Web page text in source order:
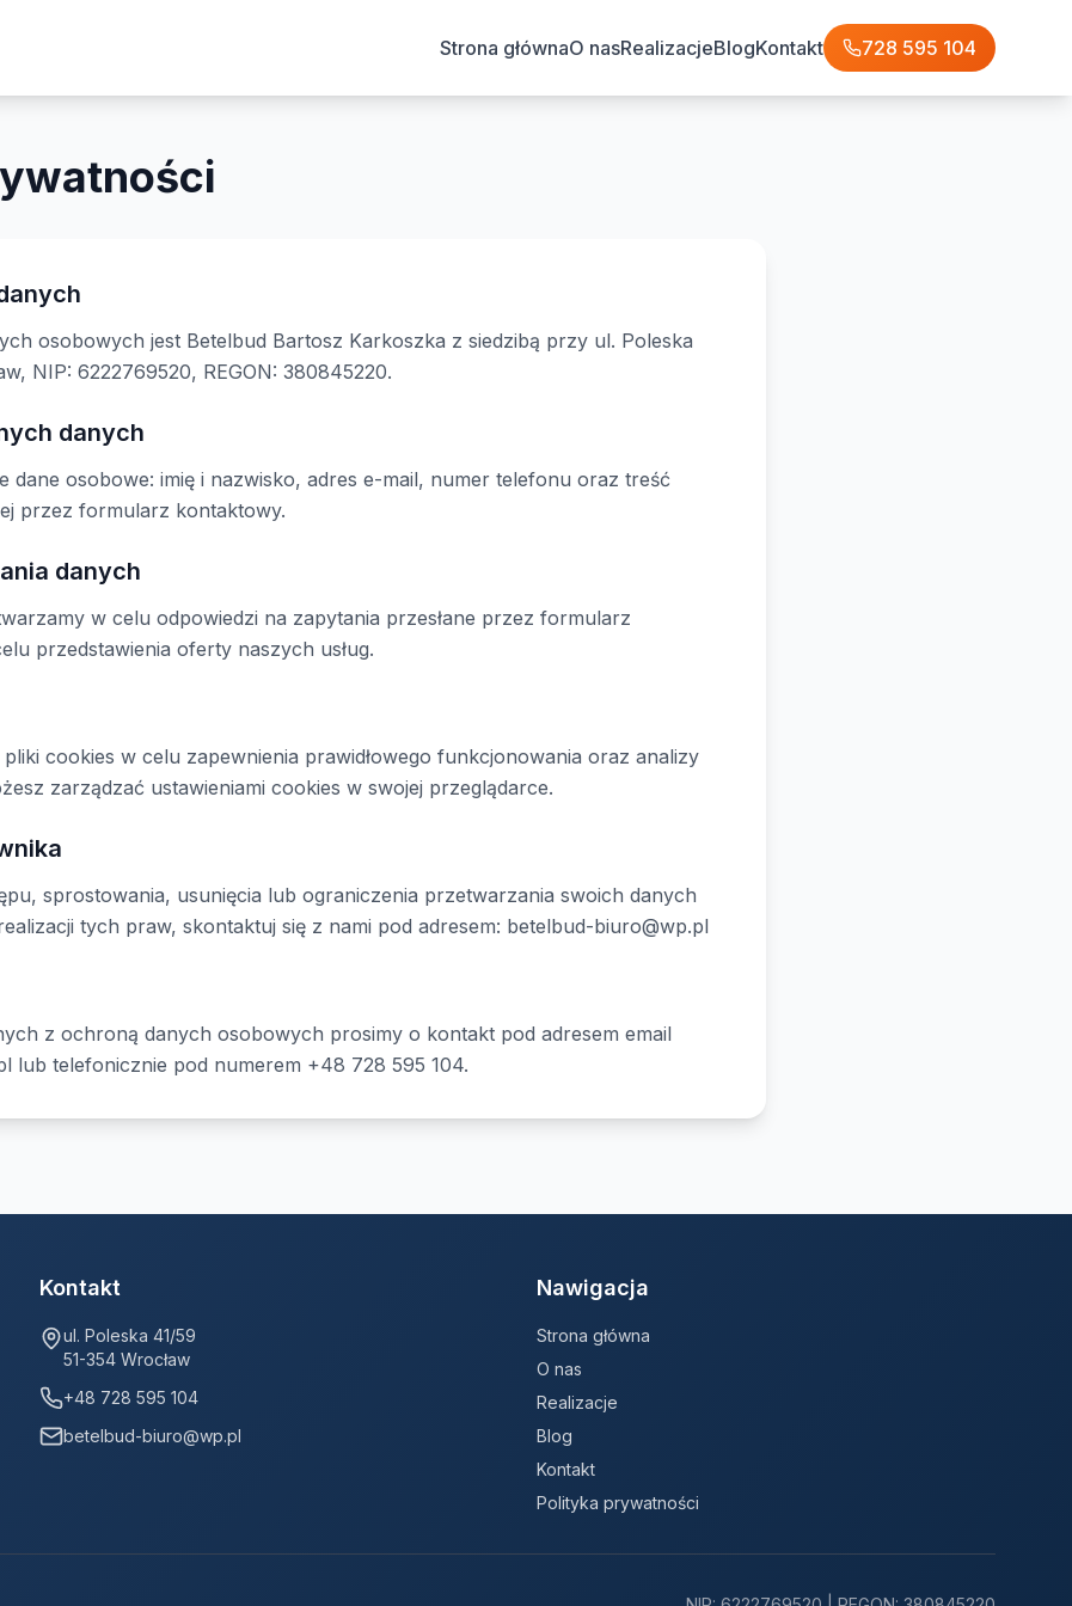
Strona głównaO nasRealizacjeBlogKontakt 728 595 104
osobowych jest Betelbud Bartosz Karkoszka z siedzibą przy ul. Poleska
NIP: 6222769520, REGON: 380845220.
danych
dane osobowe: imię i nazwisko, adres e-mail, numer telefonu oraz treść
przez formularz kontaktowy.
danych
w celu odpowiedzi na zapytania przesłane przez formularz
przedstawienia oferty naszych usług.
cookies w celu zapewnienia prawidłowego funkcjonowania oraz analizy
zarządzać ustawieniami cookies w swojej przeglądarce.
sprostowania, usunięcia lub ograniczenia przetwarzania swoich danych
tych praw, skontaktuj się z nami pod adresem: betelbud-biuro@wp.pl
z ochroną danych osobowych prosimy o kontakt pod adresem email
lub telefonicznie pod numerem +48 728 595 104.
Kontakt
ul. Poleska 41/59
51-354 Wrocław
+48 728 595 104
betelbud-biuro@wp.pl
Nawigacja
Strona główna
O nas
Realizacje
Blog
Kontakt
Polityka prywatności